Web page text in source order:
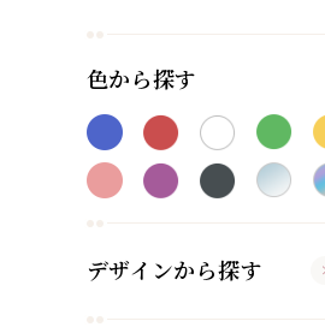
色から探す
デザインから探す